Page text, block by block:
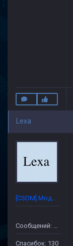
Lexa
[CSDM] Модератор
Сообщений: 632
Спасибок: 130